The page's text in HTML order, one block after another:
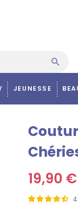
JEUNESSE
19,90 €
4